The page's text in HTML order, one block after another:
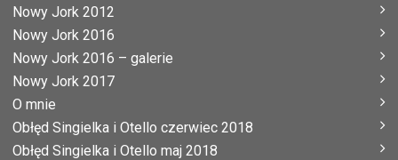
Nowy Jork 2012
Nowy Jork 2016
Nowy Jork 2016 – galerie
Nowy Jork 2017
O mnie
Obłęd Singielka i Otello czerwiec 2018
Obłęd Singielka i Otello maj 2018